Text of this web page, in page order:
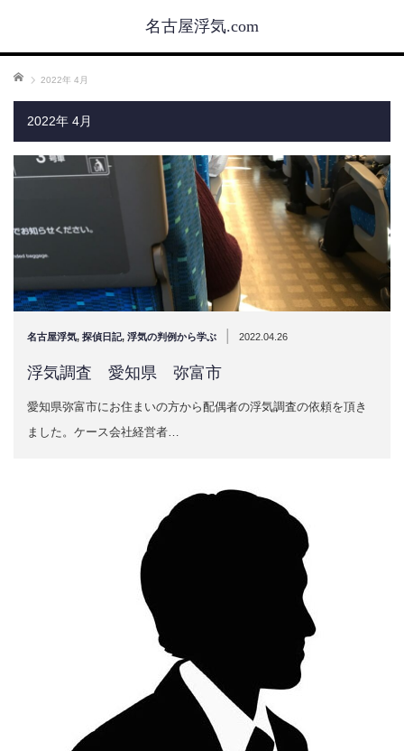
名古屋浮気.com
ホーム 2022年 4月
2022年 4月
名古屋浮気, 探偵日記, 浮気の判例から学ぶ 2022.04.26
浮気調査 愛知県 弥富市
愛知県弥富市にお住まいの方から配偶者の浮気調査の依頼を頂き
ました。ケース会社経営者…